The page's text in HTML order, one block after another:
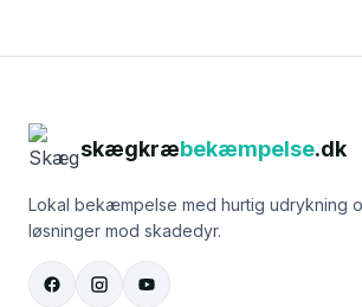
skægkræbekæmpelse.dk
Lokal bekæmpelse med hurtig udrykning
løsninger mod skadedyr.